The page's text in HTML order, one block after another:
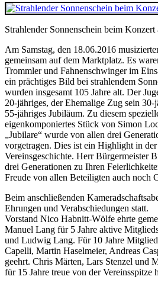
Strahlender Sonnenschein beim
Am Samstag, den 18.06.2016
gemeinsam auf dem Marktplatz. Es
Trommler und Fahnenschwinger im
ein prächtiges Bild bei strahlendem
wurden insgesamt 105 Jahre alt. Der
20-jähriges, der Ehemalige Zug sein
55-jähriges Jubiläum. Zu diesem
eigenkomponiertes Stück von Simon
„Jubilare“ wurde von allen drei
vorgetragen. Dies ist ein Highlight in der
Vereinsgeschichte. Herr Bürgermeister
drei Generationen zu Ihren
Freude von allen Beteiligten auch noch
Beim anschließenden
Ehrungen und Verabschiedungen statt.
Vorstand Nico Habnitt-Wölfe ehrte
Manuel Lang für 5 Jahre aktive
und Ludwig Lang. Für 10 Jahre
Capelli, Martin Haselmeier, Andreas
geehrt. Chris Märten, Lars Stenzel und
für 15 Jahre treue von der Vereinsspitze